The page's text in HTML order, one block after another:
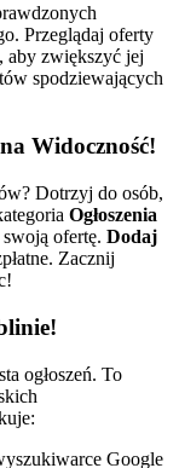
Przeglądaj oferty
, aby zwiększyć jej
spodziewających
na Widoczność!
Dotrzyj do osób,
Ogłoszenia
ofertę. Dodaj
Zacznij
ogłoszeń. To
Google